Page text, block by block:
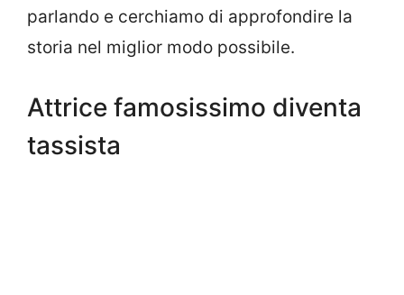
parlando e cerchiamo di approfondire la
storia nel miglior modo possibile.
Attrice famosissimo diventa
tassista